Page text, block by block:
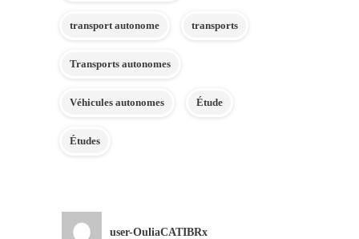
transport autonome transports
Transports autonomes
Véhicules autonomes Étude
Études
user-OuliaCATIBRx